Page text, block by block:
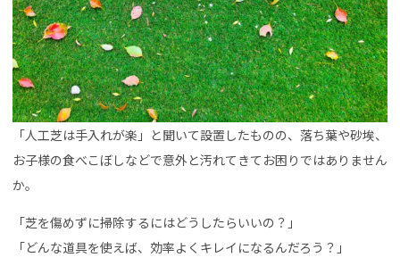
「人工芝は手入れが楽」と聞いて設置したものの、落ち葉や砂埃、
お子様の食べこぼしなどで意外と汚れてきてお困りではありません
か。
「芝を傷めずに掃除するにはどうしたらいいの？」
「どんな道具を使えば、効率よくキレイになるんだろう？」